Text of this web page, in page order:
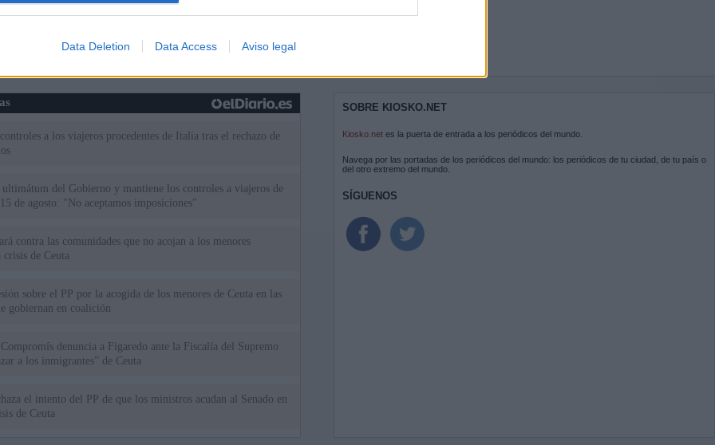
Data Deletion Data Access Aviso legal
a los viajeros procedentes de Italia tras el rechazo de
del Gobierno y mantiene los controles a viajeros de
de agosto: "No aceptamos imposiciones"
contra las comunidades que no acojan a los menores
crisis de Ceuta
sobre el PP por la acogida de los menores de Ceuta en las
gobiernan en coalición
denuncia a Figaredo ante la Fiscalía del Supremo
a los inmigrantes” de Ceuta
el intento del PP de que los ministros acudan al Senado en
de Ceuta
SOBRE KIOSKO.NET
Kiosko.net es la puerta de entrada a los periódicos del mundo.
Navega por las portadas de los periódicos del mundo: los periódicos de tu ciudad, de tu país o
del otro extremo del mundo.
SÍGUENOS